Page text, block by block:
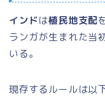
インドは植民地支配
ランガが生まれた当
いる。
現存するルールは以